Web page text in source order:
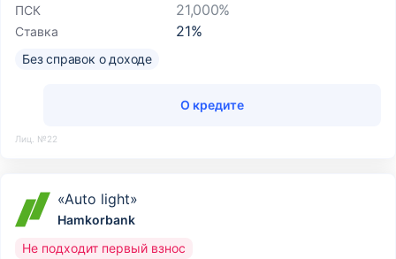
ПСК 21,000%
Ставка 21%
Без справок о доходе
О кредите
Лиц. №22
«Auto light»
Hamkorbank
Не подходит первый взнос